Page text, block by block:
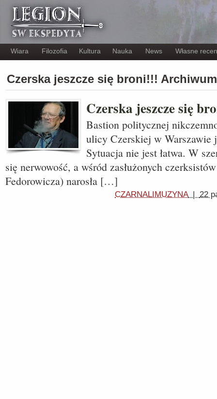
Wiara Filozofia Kultura Nauka News Własne
Czerska jeszcze się broni!!! Archiwum
Czerska jeszcze się
Bastion politycznej
ulicy Czerskiej w Warszawie
Sytuacja nie jest łatwa. W
się nerwowość, a wśród zasłużonych
Fedorowicza) narosła […]
CZARNALIMUZYNA| 22